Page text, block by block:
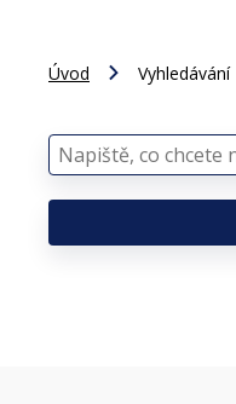
Úvod Vyhledávání